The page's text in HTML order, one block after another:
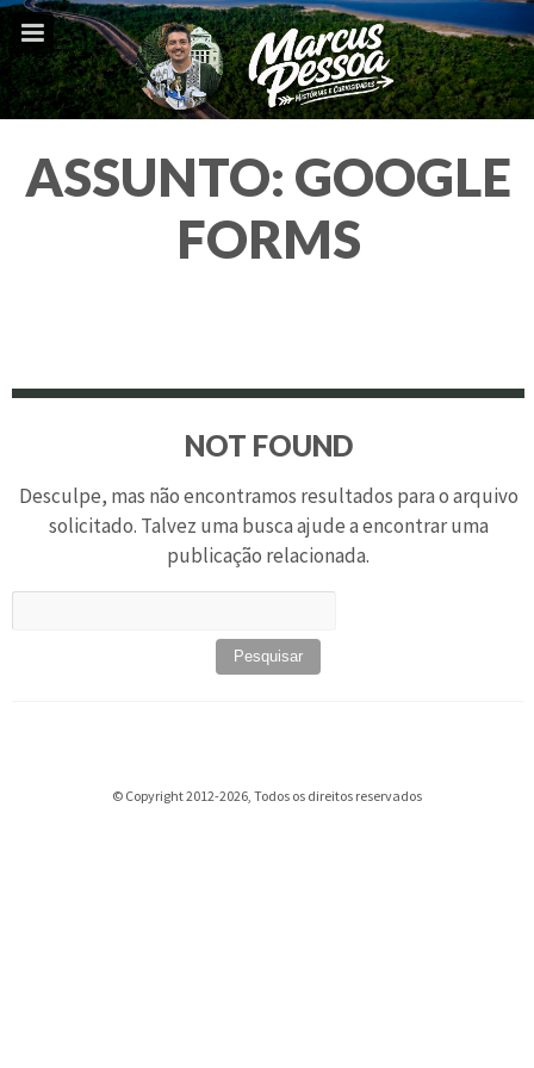
ASSUNTO: GOOGLE
FORMS
NOT FOUND
Desculpe, mas não encontramos resultados para o arquivo
solicitado. Talvez uma busca ajude a encontrar uma
publicação relacionada.
por:
© Copyright 2012-2026, Todos os direitos reservados